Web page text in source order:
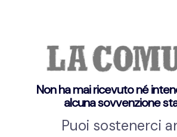
Non ha mai ricevuto né
alcuna sovvenzione
Puoi sostenerci